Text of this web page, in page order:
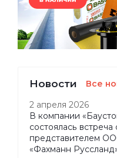
Новости Все
2 апреля 2026
В компании
состоялась встреча
представителем
«Фахманн